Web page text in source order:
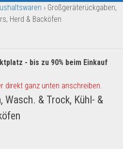
› Großgeräterückgaben,
Herd & Backöfen
- bis zu 90% beim Einkauf
direkt ganz unten anschreiben.
Wasch. & Trock, Kühl- &